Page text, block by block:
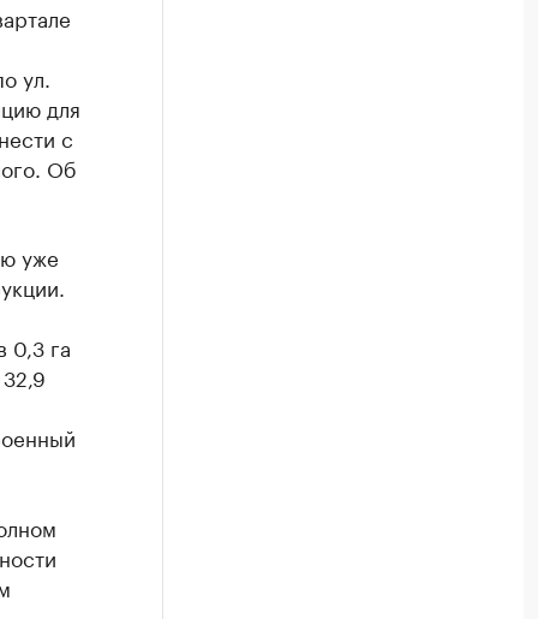
ул.
для
с
Об
уже
0,3 га